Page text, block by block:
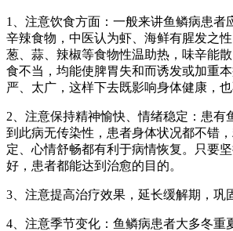
1、注意饮食方面：一般来讲鱼鳞病患者
辛辣食物，中医认为虾、海鲜有腥发之性
葱、蒜、辣椒等食物性温助热，味辛能
食不当，均能使脾胃失和而诱发或加重
严、太广，这样下去既影响身体健康，也
2、注意保持精神愉快、情绪稳定：患有
到此病无传染性，患者身体状况都不错
定、心情舒畅都有利于病情恢复。只要
好，患者都能达到治愈的目的。
3、注意提高治疗效果，延长缓解期，巩
4、注意季节变化：鱼鳞病患者大多冬重